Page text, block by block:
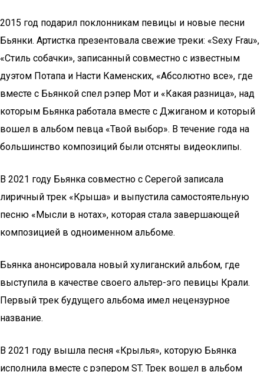
2015 год подарил поклонникам певицы и новые песни
Бьянки. Артистка презентовала свежие треки: «Sexy Frau»,
«Стиль собачки», записанный совместно с известным
дуэтом Потапа и Насти Каменских, «Абсолютно все», где
вместе с Бьянкой спел рэпер Мот и «Какая разница», над
которым Бьянка работала вместе с Джиганом и который
вошел в альбом певца «Твой выбор». В течение года на
большинство композиций были отсняты видеоклипы.
В 2021 году Бьянка совместно с Серегой записала
лиричный трек «Крыша» и выпустила самостоятельную
песню «Мысли в нотах», которая стала завершающей
композицией в одноименном альбоме.
Бьянка анонсировала новый хулиганский альбом, где
выступила в качестве своего альтер-эго певицы Крали.
Первый трек будущего альбома имел нецензурное
название.
В 2021 году вышла песня «Крылья», которую Бьянка
исполнила вместе с рэпером ST. Трек вошел в альбом